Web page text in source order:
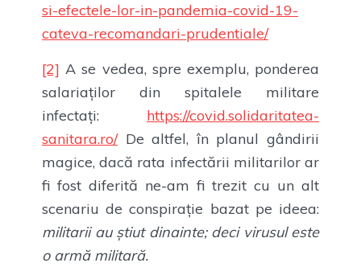
si-efectele-lor-in-pandemia-covid-19-
cateva-recomandari-prudentiale/
[2] A se vedea, spre exemplu, ponderea
salariaților din spitalele militare
infectați: https://covid.solidaritatea-
sanitara.ro/De altfel, în planul gândirii
magice, dacă rata infectării militarilor ar
fi fost diferită ne-am fi trezit cu un alt
scenariu de conspirație bazat pe ideea:
militarii au știut dinainte; deci virusul este
o armă militară.